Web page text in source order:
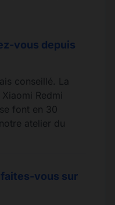
vous depuis
conseillé. La
Redmi
font en 30
atelier du
faites-vous sur